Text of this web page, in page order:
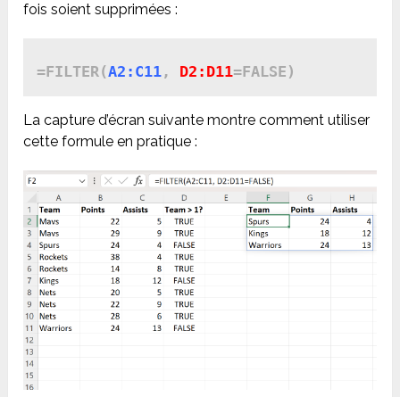
fois soient supprimées :
=FILTER(A2:C11 , D2:D11=FALSE)
La capture d’écran suivante montre comment utiliser
cette formule en pratique :